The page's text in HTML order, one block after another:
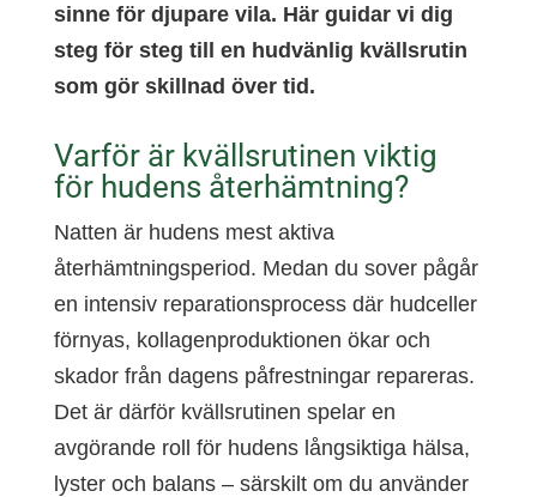
sinne för djupare vila. Här guidar vi dig
steg för steg till en hudvänlig kvällsrutin
som gör skillnad över tid.
Varför är kvällsrutinen viktig
för hudens återhämtning?
Natten är hudens mest aktiva
återhämtningsperiod. Medan du sover pågår
en intensiv reparationsprocess där hudceller
förnyas, kollagenproduktionen ökar och
skador från dagens påfrestningar repareras.
Det är därför kvällsrutinen spelar en
avgörande roll för hudens långsiktiga hälsa,
lyster och balans – särskilt om du använder